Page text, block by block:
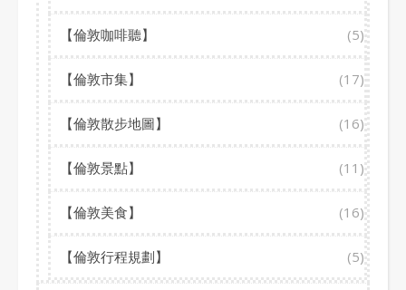
【倫敦咖啡聽】 (5)
【倫敦市集】 (17)
【倫敦散步地圖】 (16)
【倫敦景點】 (11)
【倫敦美食】 (16)
【倫敦行程規劃】 (5)